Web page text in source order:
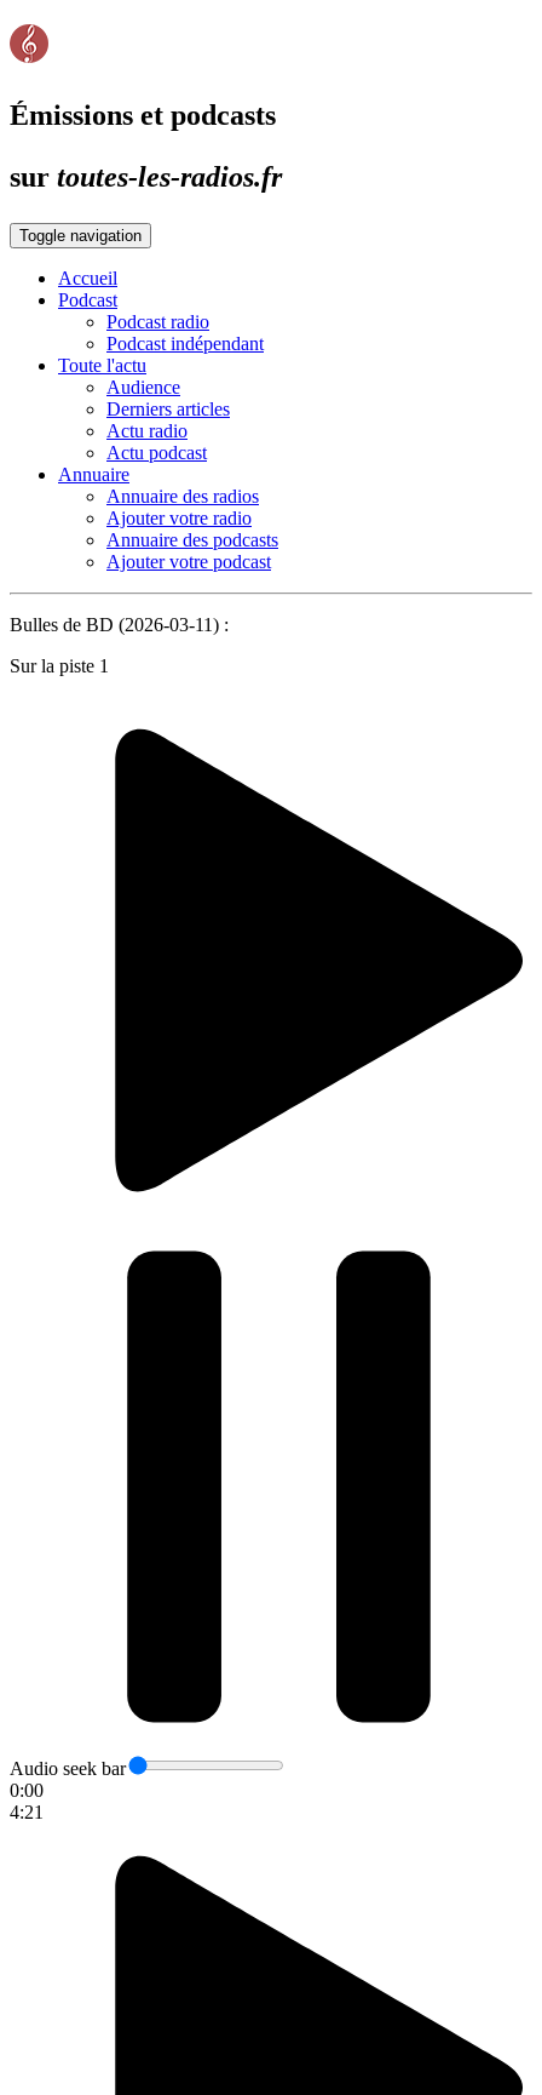
Émissions et podcasts
sur toutes-les-radios.fr
Toggle navigation
Accueil
Podcast
Podcast radio
Podcast indépendant
Toute l'actu
Audience
Derniers articles
Actu radio
Actu podcast
Annuaire
Annuaire des radios
Ajouter votre radio
Annuaire des podcasts
Ajouter votre podcast
Bulles de BD (2026-03-11) :
Sur la piste 1
Audio seek bar
0:00
4:21